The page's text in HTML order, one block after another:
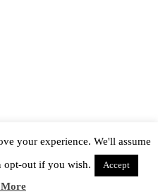
by WordPress.
your experience. We'll assume
opt-out if you wish.
Accept